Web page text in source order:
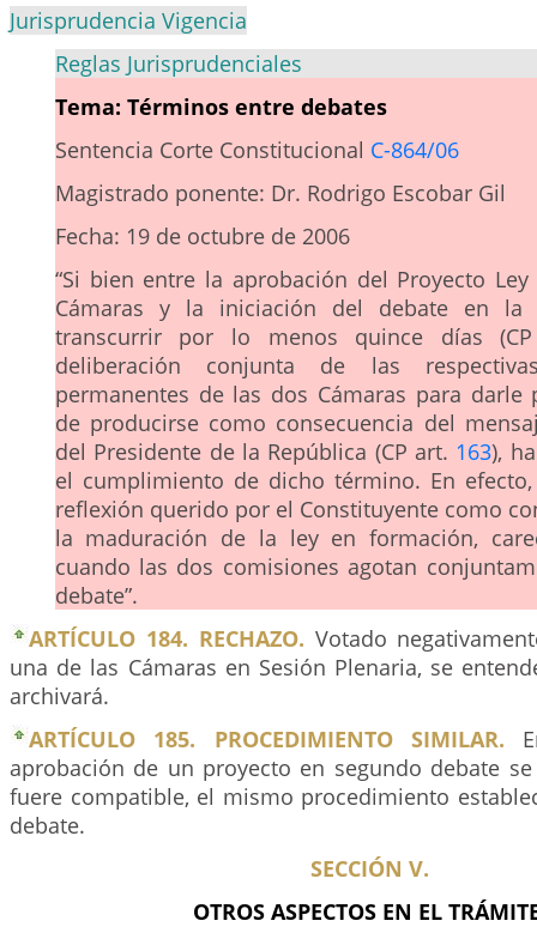
Jurisprudencia Vigencia
Reglas Jurisprudenciales
Tema: Términos entre debates
Sentencia Corte Constitucional C-864/06
Magistrado ponente: Dr. Rodrigo Escobar Gil
Fecha: 19 de octubre de 2006
“Si bien entre la aprobación del Proyecto
Cámaras y la iniciación del debate en la
transcurrir por lo menos quince días
deliberación conjunta de las
permanentes de las dos Cámaras para darle
de producirse como consecuencia del
del Presidente de la República (CP art. 163),
el cumplimiento de dicho término. En
reflexión querido por el Constituyente como
la maduración de la ley en formación,
cuando las dos comisiones agotan
debate”.
ARTÍCULO 184. RECHAZO. Votado
una de las Cámaras en Sesión Plenaria, se
archivará.
ARTÍCULO 185. PROCEDIMIENTO SIMILAR.
aprobación de un proyecto en segundo debate
fuere compatible, el mismo procedimiento
debate.
SECCIÓN V.
OTROS ASPECTOS EN EL